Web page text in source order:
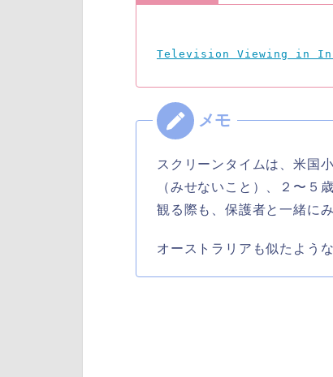
Television Viewing in
スクリーンタイムは、米国
（みせないこと）、２〜５
観る際も、保護者と一緒に
オーストラリアも似たよう